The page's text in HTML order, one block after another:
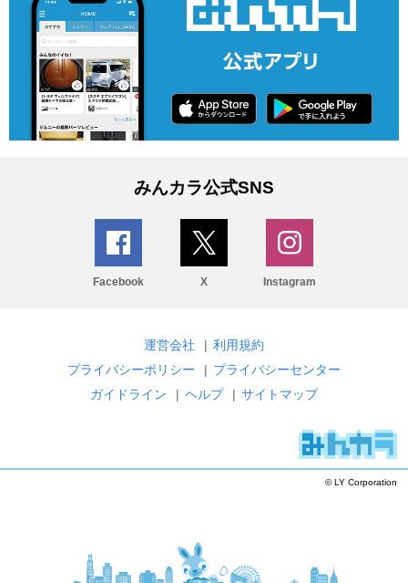
みんカラ公式SNS
Facebook X Instagram
運営会社 | 利用規約
プライバシーポリシー
| プライバシーセンター
ガイドライン
| ヘルプ | サイトマップ
© LY Corporation